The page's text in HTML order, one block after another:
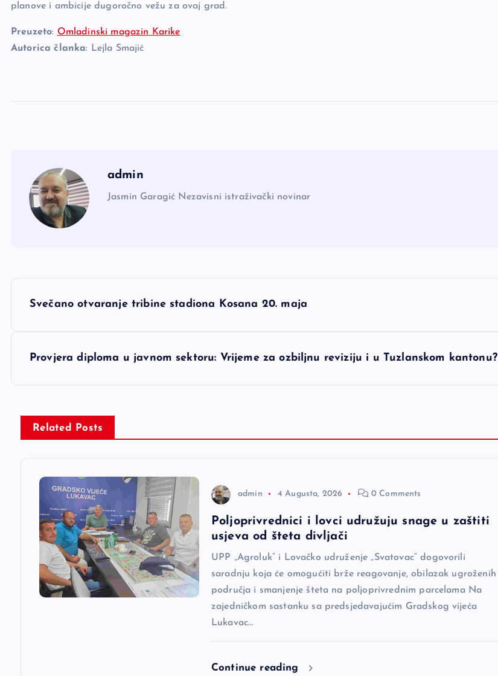
planove i ambicije dugoročno vežu za ovaj grad.
Preuzeto: Omladinski magazin Karike
Autorica članka: Lejla Smajić
admin
Jasmin Garagić Nezavisni istraživački novinar
NSvečano otvaranje tribine stadiona Kosana 20. maja
Provjera diploma u javnom sektoru: Vrijeme za ozbiljnu reviziju i u Tuzlanskom kantonu?
Related Posts
admin 4 Augusta, 2026 0 Comments
Poljoprivrednici i lovci udružuju snage u zaštiti
usjeva od šteta divljači
UPP „Agroluk“ i Lovačko udruženje „Svatovac“ dogovorili
saradnju koja će omogućiti brže reagovanje, obilazak ugroženih
područja i smanjenje šteta na poljoprivrednim parcelama Na
zajedničkom sastanku sa predsjedavajućim Gradskog vijeća
Lukavac…
Continue reading